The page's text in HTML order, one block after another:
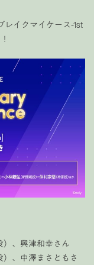
イクマイケース-1st
、興津和幸さん
）、中澤まさともさ